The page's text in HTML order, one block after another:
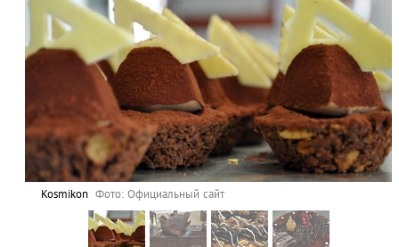
Kosmikon Фото: Официальный сайт